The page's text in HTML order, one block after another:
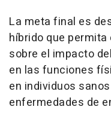
La meta final es
híbrido que
sobre el impacto
en las funciones
en individuos
enfermedades de